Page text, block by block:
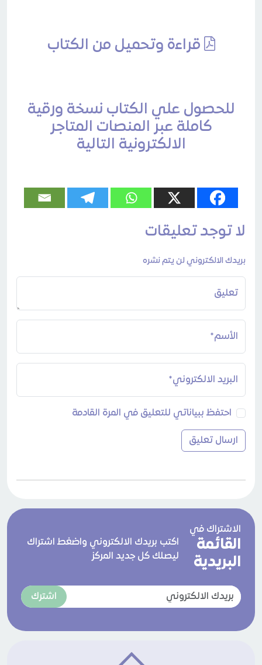
قراءة وتحميل من الكتاب
للحصول علي الكتاب نسخة ورقية
كاملة عبر المنصات المتاجر
الالكترونية التالية
لا توجد تعليقات
بريدك الالكتروني لن يتم نشره
تعليق
الأسم*
البريد الالكتروني*
احتفظ ببياناتي للتعليق في المرة القادمة
الاشتراك في
القائمة
البريدية
اكتب بريدك الالكتروني واضغط اشتراك
ليصلك كل جديد المركز
اشترك